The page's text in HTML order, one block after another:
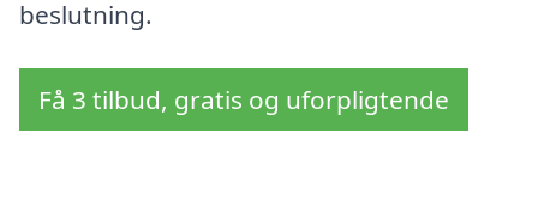
beslutning.
Få 3 tilbud, gratis og uforpligtende